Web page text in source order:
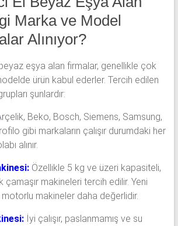
Marka ve Model
Alınıyor?
eşya alan firmalar, genellikle çok
ürün kabul ederler. Tercih edilen
şunlardır:
Beko, Bosch, Siemens, Samsung,
gibi markaların çalışır durumdaki her
alınır.
Özellikle 5 kg ve üzeri kapasiteli,
makineleri tercih edilir. Yeni
makineler daha değerlidir.
İyi çalışır, paslanmamış ve su